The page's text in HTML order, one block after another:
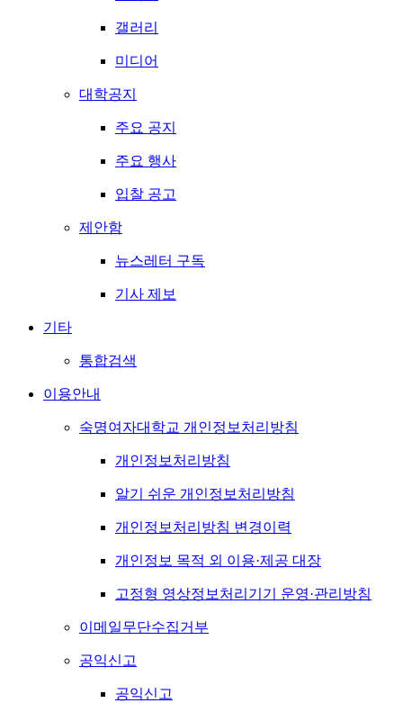
갤러리
미디어
대학공지
주요 공지
주요 행사
입찰 공고
제안함
뉴스레터 구독
기사 제보
기타
통합검색
이용안내
숙명여자대학교 개인정보처리방침
개인정보처리방침
알기 쉬운 개인정보처리방침
개인정보처리방침 변경이력
개인정보 목적 외 이용·제공 대장
고정형 영상정보처리기기 운영·관리방침
이메일무단수집거부
공익신고
공익신고